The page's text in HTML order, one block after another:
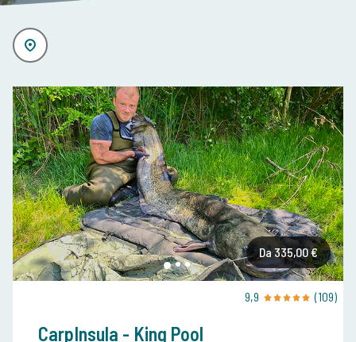
Da 335,00 €
9,9 (109)
CarpInsula - King Pool